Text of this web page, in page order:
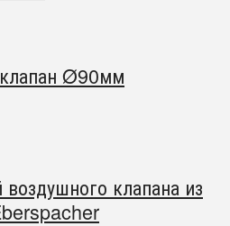
Ø90мм
воздушного клапана из